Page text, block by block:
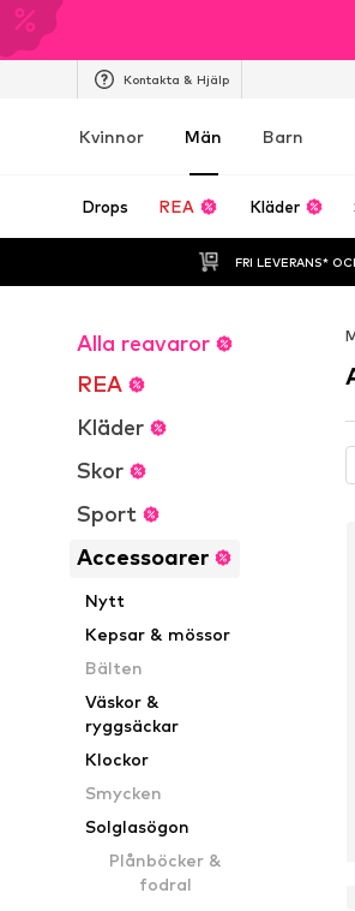
Kontakta & Hjälp
Kvinnor Män Barn
Drops REA Kläder
FRI LEVERANS*
Alla reavaror
REA
Kläder
Skor
Sport
Accessoarer
Nytt
Kepsar & mössor
Bälten
Väskor &
ryggsäckar
Klockor
Smycken
Solglasögon
Plånböcker &
fodral